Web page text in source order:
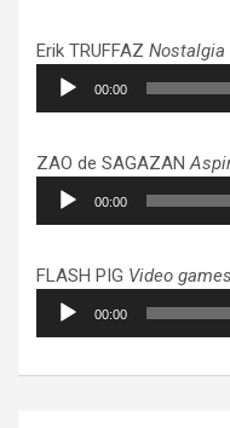
Erik TRUFFAZ Nostalgia
Lecteur
audio
00:00
ZAO de SAGAZAN
Lecteur
audio
00:00
FLASH PIG Video
Lecteur
audio
00:00